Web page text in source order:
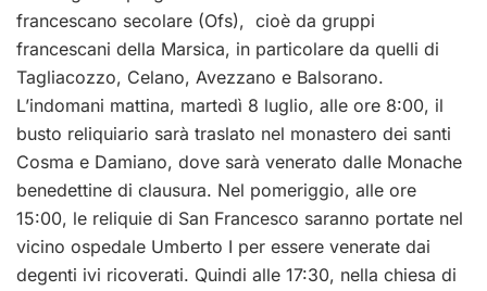
francescano secolare (Ofs), cioè da gruppi
francescani della Marsica, in particolare da quelli di
Tagliacozzo, Celano, Avezzano e Balsorano.
L’indomani mattina, martedì 8 luglio, alle ore 8:00, il
busto reliquiario sarà traslato nel monastero dei santi
Cosma e Damiano, dove sarà venerato dalle Monache
benedettine di clausura. Nel pomeriggio, alle ore
15:00, le reliquie di San Francesco saranno portate nel
vicino ospedale Umberto I per essere venerate dai
degenti ivi ricoverati. Quindi alle 17:30, nella chiesa di